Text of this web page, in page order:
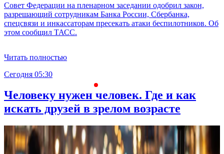
Совет Федерации на пленарном заседании одобрил закон,
разрешающий сотрудникам Банка России, Сбербанка,
спецсвязи и инкассаторам пресекать атаки беспилотников. Об
этом сообщил ТАСС.
Читать полностью
Сегодня 05:30
Человеку нужен человек. Где и как
искать друзей в зрелом возрасте